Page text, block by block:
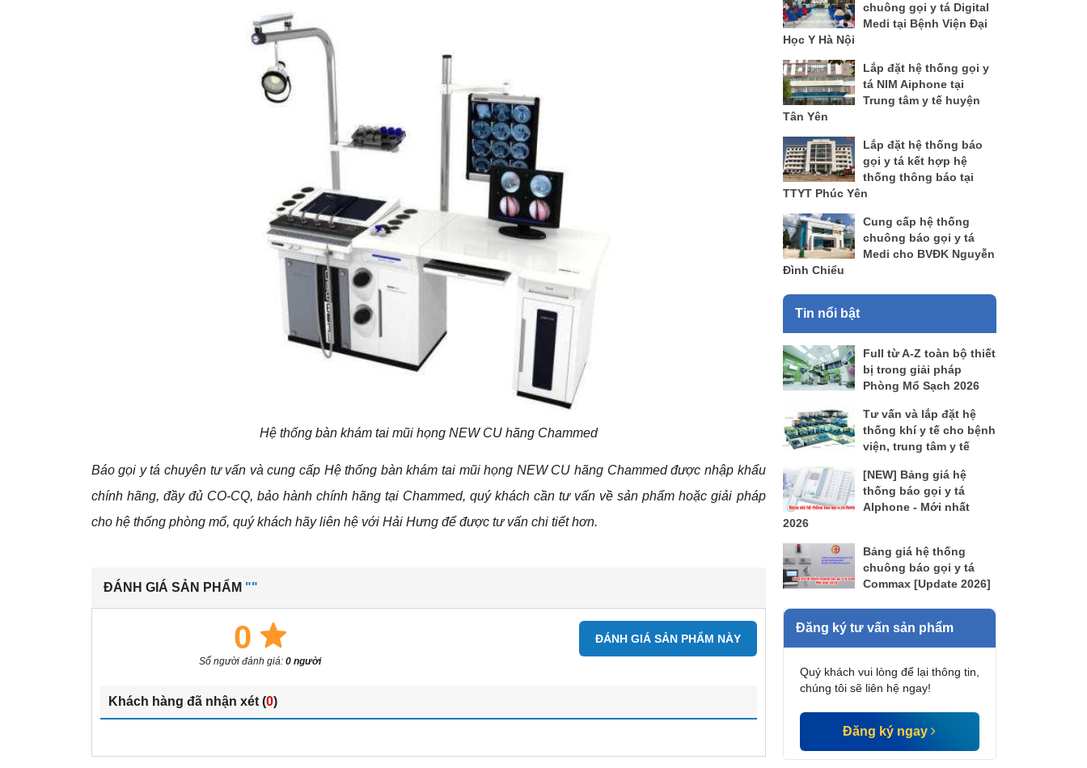
Hệ thống bàn khám tai mũi họng NEW CU hãng Chammed
Báo gọi y tá chuyên tư vấn và cung cấp Hệ thống bàn khám tai mũi họng NEW CU hãng Chammed được nhập khẩu
chính hãng, đầy đủ CO-CQ, bảo hành chính hãng tại Chammed, quý khách cần tư vấn về sản phẩm hoặc giải pháp
cho hệ thống phòng mổ, quý khách hãy liên hệ với Hải Hưng để được tư vấn chi tiết hơn.
ĐÁNH GIÁ SẢN PHẨM ""
0
Số người đánh giá: 0 người
ĐÁNH GIÁ SẢN PHẨM NÀY
Khách hàng đã nhận xét (0)
chuông gọi y tá Digital
Medi tại Bệnh Viện Đại
Học Y Hà Nội
Lắp đặt hệ thống gọi y
tá NIM Aiphone tại
Trung tâm y tế huyện
Tân Yên
Lắp đặt hệ thống báo
gọi y tá kết hợp hệ
thống thông báo tại
TTYT Phúc Yên
Cung cấp hệ thống
chuông báo gọi y tá
Medi cho BVĐK Nguyễn
Đình Chiểu
Tin nổi bật
Full từ A-Z toàn bộ thiết
bị trong giải pháp
Phòng Mổ Sạch 2026
Tư vấn và lắp đặt hệ
thống khí y tế cho bệnh
viện, trung tâm y tế
[NEW] Bảng giá hệ
thống báo gọi y tá
AIphone - Mới nhất
2026
Bảng giá hệ thống
chuông báo gọi y tá
Commax [Update 2026]
Đăng ký tư vấn sản phẩm
Quý khách vui lòng để lại thông tin,
chúng tôi sẽ liên hệ ngay!
Đăng ký ngay